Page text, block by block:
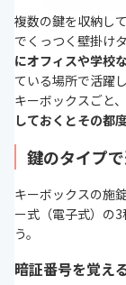
複数の鍵を収納し
でくっつく壁掛け
にオフィスや学校
ている場所で活躍し
キーボックスごと
しておくとその都
鍵のタイプ
キーボックスの施
ー式（電子式）の
う。
暗証番号を覚え